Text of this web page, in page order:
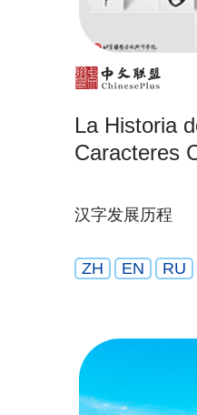
La Historia
Caracteres
汉字发展历程
ZH EN RU